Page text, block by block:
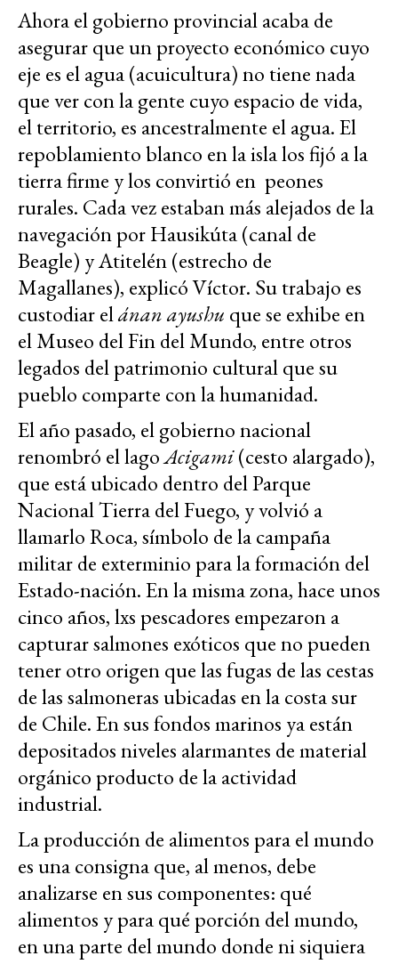
Ahora el gobierno provincial acaba de
asegurar que un proyecto económico cuyo
eje es el agua (acuicultura) no tiene nada
que ver con la gente cuyo espacio de vida,
el territorio, es ancestralmente el agua. El
repoblamiento blanco en la isla los fijó a la
tierra firme y los convirtió en peones
rurales. Cada vez estaban más alejados de la
navegación por Hausikúta (canal de
Beagle) y Atitelén (estrecho de
Magallanes), explicó Víctor. Su trabajo es
custodiar elánan ayushu que se exhibe en
el Museo del Fin del Mundo, entre otros
legados del patrimonio cultural que su
pueblo comparte con la humanidad.
El año pasado, el gobierno nacional
renombró el lagoAcigami(cesto alargado),
que está ubicado dentro del Parque
Nacional Tierra del Fuego, y volvió a
llamarlo Roca, símbolo de la campaña
militar de exterminio para la formación del
Estado-nación. En la misma zona, hace unos
cinco años, lxs pescadores empezaron a
capturar salmones exóticos que no pueden
tener otro origen que las fugas de las cestas
de las salmoneras ubicadas en la costa sur
de Chile. En sus fondos marinos ya están
depositados niveles alarmantes de material
orgánico producto de la actividad
industrial.
La producción de alimentos para el mundo
es una consigna que, al menos, debe
analizarse en sus componentes: qué
alimentos y para qué porción del mundo,
en una parte del mundo donde ni siquiera